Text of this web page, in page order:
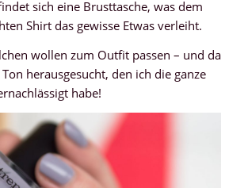
sich eine Brusttasche, was dem
Shirt das gewisse Etwas verleiht.
wollen zum Outfit passen – und da
herausgesucht, den ich die ganze
habe!